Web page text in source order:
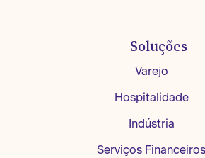
Soluções
Varejo
Hospitalidade
Indústria
Serviços Financeiros